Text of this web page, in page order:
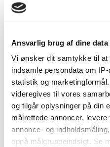
Ansvarlig brug af dine data
Vi ønsker dit samtykke til at
indsamle persondata om
statistik og
videregives til vores
og tilgår oplysninger på din
målrettede annoncer,
annonce- og
opnå målgruppeindsigt. Se
Fru.Post svarede på frk-
altivitetspose med f.eks.
January 11, 2017
4 besvarelser
buffe fra .jysk-
og jomfruen
Fru.Post svarede på
Vi var til er bryllup i juli